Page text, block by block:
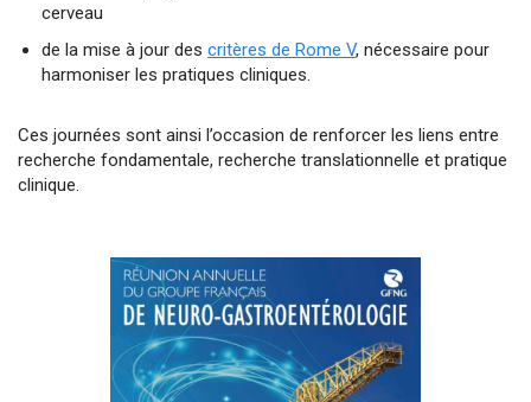
cerveau
de la mise à jour des critères de Rome V, nécessaire pour
harmoniser les pratiques cliniques.
Ces journées sont ainsi l’occasion de renforcer les liens entre
recherche fondamentale, recherche translationnelle et pratique
clinique.